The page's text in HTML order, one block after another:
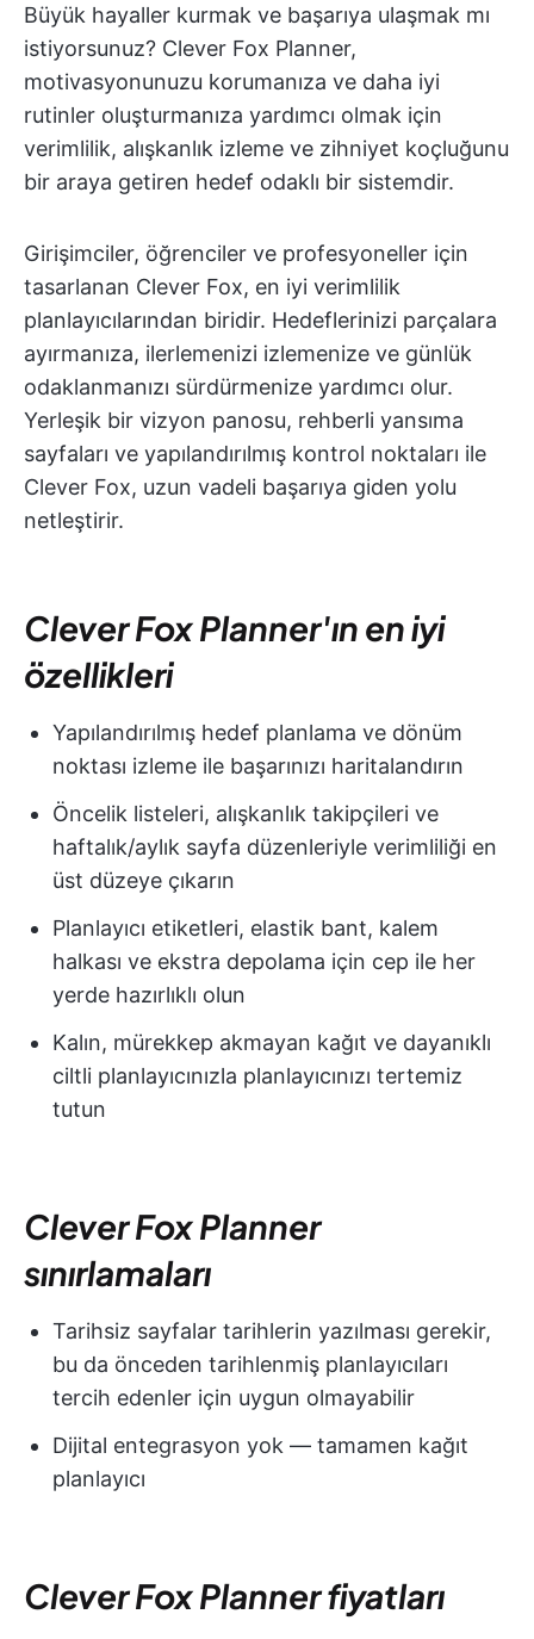
Büyük hayaller kurmak ve başarıya ulaşmak mı
istiyorsunuz? Clever Fox Planner,
motivasyonunuzu korumanıza ve daha iyi
rutinler oluşturmanıza yardımcı olmak için
verimlilik, alışkanlık izleme ve zihniyet koçluğunu
bir araya getiren hedef odaklı bir sistemdir.
Girişimciler, öğrenciler ve profesyoneller için
tasarlanan Clever Fox, en iyi verimlilik
planlayıcılarından biridir. Hedeflerinizi parçalara
ayırmanıza, ilerlemenizi izlemenize ve günlük
odaklanmanızı sürdürmenize yardımcı olur.
Yerleşik bir vizyon panosu, rehberli yansıma
sayfaları ve yapılandırılmış kontrol noktaları ile
Clever Fox, uzun vadeli başarıya giden yolu
netleştirir.
Clever Fox Planner'ın en iyi
özellikleri
Yapılandırılmış hedef planlama ve dönüm
noktası izleme ile başarınızı haritalandırın
Öncelik listeleri, alışkanlık takipçileri ve
haftalık/aylık sayfa düzenleriyle verimliliği en
üst düzeye çıkarın
Planlayıcı etiketleri, elastik bant, kalem
halkası ve ekstra depolama için cep ile her
yerde hazırlıklı olun
Kalın, mürekkep akmayan kağıt ve dayanıklı
ciltli planlayıcınızla planlayıcınızı tertemiz
tutun
Clever Fox Planner
sınırlamaları
Tarihsiz sayfalar tarihlerin yazılması gerekir,
bu da önceden tarihlenmiş planlayıcıları
tercih edenler için uygun olmayabilir
Dijital entegrasyon yok — tamamen kağıt
planlayıcı
Clever Fox Planner fiyatları